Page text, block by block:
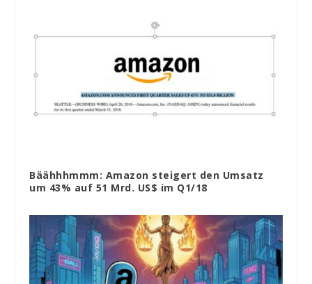
Bäähhhmmm: Amazon steigert den Umsatz
um 43% auf 51 Mrd. US$ im Q1/18